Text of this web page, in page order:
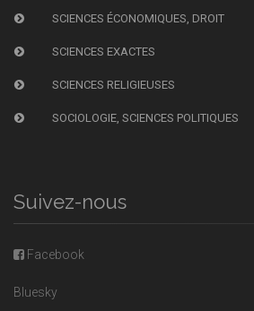
SCIENCES ÉCONOMIQUES, DROIT
SCIENCES EXACTES
SCIENCES RELIGIEUSES
SOCIOLOGIE, SCIENCES POLITIQUES
Suivez-nous
Facebook
Bluesky